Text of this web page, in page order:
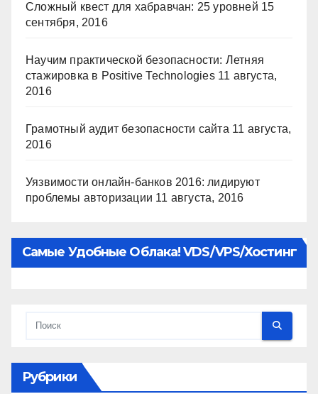
Сложный квест для хабравчан: 25 уровней 15
сентября, 2016
Научим практической безопасности: Летняя
стажировка в Positive Technologies 11 августа,
2016
Грамотный аудит безопасности сайта 11 августа,
2016
Уязвимости онлайн-банков 2016: лидируют
проблемы авторизации 11 августа, 2016
Самые Удобные Облака! VDS/VPS/хостинг
Рубрики